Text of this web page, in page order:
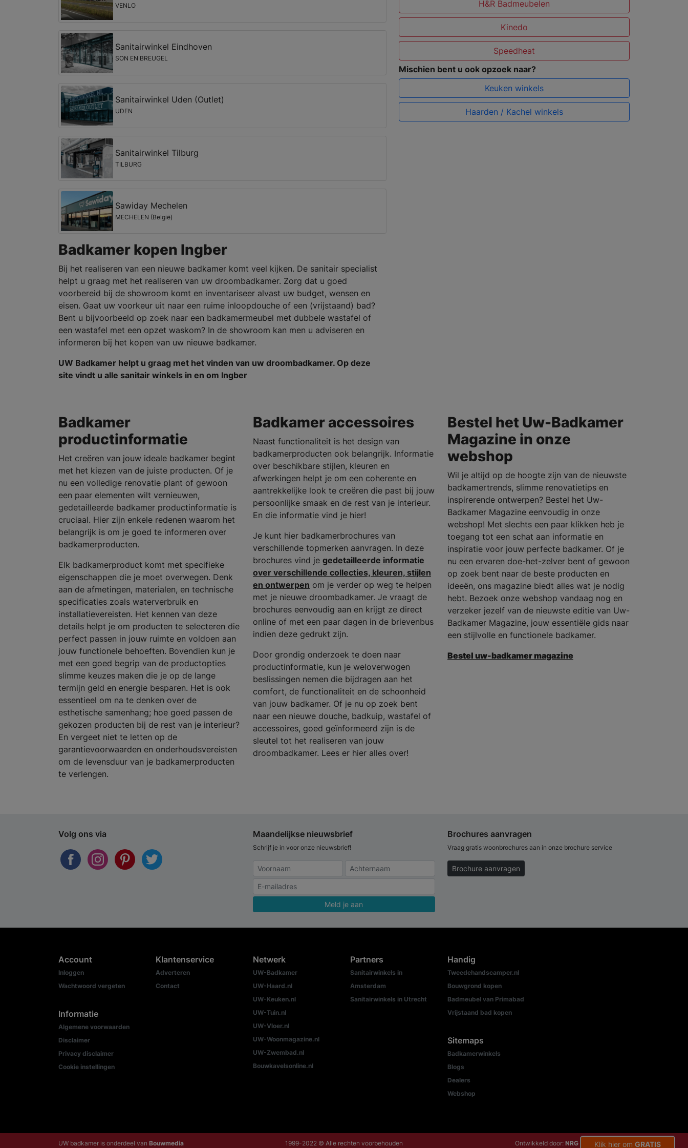
VENLO
Sanitairwinkel Eindhoven
SON EN BREUGEL
Sanitairwinkel Uden (Outlet)
UDEN
Sanitairwinkel Tilburg
TILBURG
Sawiday Mechelen
MECHELEN (België)
Badkamer kopen Ingber
Bij het realiseren van een nieuwe badkamer komt veel kijken. De sanitair specialist
helpt u graag met het realiseren van uw droombadkamer. Zorg dat u goed
voorbereid bij de showroom komt en inventariseer alvast uw budget, wensen en
eisen. Gaat uw voorkeur uit naar een ruime inloopdouche of een (vrijstaand) bad?
Bent u bijvoorbeeld op zoek naar een badkamermeubel met dubbele wastafel of
een wastafel met een opzet waskom? In de showroom kan men u adviseren en
informeren bij het kopen van uw nieuwe badkamer.
UW Badkamer helpt u graag met het vinden van uw droombadkamer. Op deze
site vindt u alle sanitair winkels in en om Ingber
H&R Badmeubelen
Kinedo
Speedheat
Mischien bent u ook opzoek naar?
Keuken winkels
Haarden / Kachel winkels
Badkamer
productinformatie
Het creëren van jouw ideale badkamer begint
met het kiezen van de juiste producten. Of je
nu een volledige renovatie plant of gewoon
een paar elementen wilt vernieuwen,
gedetailleerde badkamer productinformatie is
cruciaal. Hier zijn enkele redenen waarom het
belangrijk is om je goed te informeren over
badkamerproducten.
Elk badkamerproduct komt met specifieke
eigenschappen die je moet overwegen. Denk
aan de afmetingen, materialen, en technische
specificaties zoals waterverbruik en
installatievereisten. Het kennen van deze
details helpt je om producten te selecteren die
perfect passen in jouw ruimte en voldoen aan
jouw functionele behoeften. Bovendien kun je
met een goed begrip van de productopties
slimme keuzes maken die je op de lange
termijn geld en energie besparen. Het is ook
essentieel om na te denken over de
esthetische samenhang; hoe goed passen de
gekozen producten bij de rest van je interieur?
En vergeet niet te letten op de
garantievoorwaarden en onderhoudsvereisten
om de levensduur van je badkamerproducten
te verlengen.
Badkamer accessoires
Naast functionaliteit is het design van
badkamerproducten ook belangrijk. Informatie
over beschikbare stijlen, kleuren en
afwerkingen helpt je om een coherente en
aantrekkelijke look te creëren die past bij jouw
persoonlijke smaak en de rest van je interieur.
En die informatie vind je hier!
Je kunt hier badkamerbrochures van
verschillende topmerken aanvragen. In deze
brochures vind je gedetailleerde informatie
over verschillende collecties, kleuren, stijlen
en ontwerpen om je verder op weg te helpen
met je nieuwe droombadkamer. Je vraagt de
brochures eenvoudig aan en krijgt ze direct
online of met een paar dagen in de brievenbus
indien deze gedrukt zijn.
Door grondig onderzoek te doen naar
productinformatie, kun je weloverwogen
beslissingen nemen die bijdragen aan het
comfort, de functionaliteit en de schoonheid
van jouw badkamer. Of je nu op zoek bent
naar een nieuwe douche, badkuip, wastafel of
accessoires, goed geïnformeerd zijn is de
sleutel tot het realiseren van jouw
droombadkamer. Lees er hier alles over!
Bestel het Uw-Badkamer
Magazine in onze
webshop
Wil je altijd op de hoogte zijn van de nieuwste
badkamertrends, slimme renovatietips en
inspirerende ontwerpen? Bestel het Uw-
Badkamer Magazine eenvoudig in onze
webshop! Met slechts een paar klikken heb je
toegang tot een schat aan informatie en
inspiratie voor jouw perfecte badkamer. Of je
nu een ervaren doe-het-zelver bent of gewoon
op zoek bent naar de beste producten en
ideeën, ons magazine biedt alles wat je nodig
hebt. Bezoek onze webshop vandaag nog en
verzeker jezelf van de nieuwste editie van Uw-
Badkamer Magazine, jouw essentiële gids naar
een stijlvolle en functionele badkamer.
Bestel uw-badkamer magazine
Volg ons via Maandelijkse nieuwsbrief
Schrijf je in voor onze nieuwsbrief!
Meld je aan
Brochures aanvragen
Vraag gratis woonbrochures aan in onze brochure service
Brochure aanvragen
Account
Inloggen
Wachtwoord vergeten
Informatie
Algemene voorwaarden
Disclaimer
Privacy disclaimer
Cookie instellingen
Klantenservice
Adverteren
Contact
Netwerk
UW-Badkamer
UW-Haard.nl
UW-Keuken.nl
UW-Tuin.nl
UW-Vloer.nl
UW-Woonmagazine.nl
UW-Zwembad.nl
Bouwkavelsonline.nl
Partners
Sanitairwinkels in
Amsterdam
Sanitairwinkels in Utrecht
Handig
Tweedehandscamper.nl
Bouwgrond kopen
Badmeubel van Primabad
Vrijstaand bad kopen
Sitemaps
Badkamerwinkels
Blogs
Dealers
Webshop
UW badkamer is onderdeel van Bouwmedia 1999-2022 © Alle rechten voorbehouden Ontwikkeld door: NRG Internetdiensten
Klik hier om GRATIS